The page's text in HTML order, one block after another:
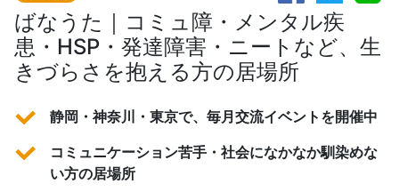
ばなうた｜コミュ障・メンタル疾
患・HSP・発達障害・ニートなど、生
きづらさを抱える方の居場所
静岡・神奈川・東京で、毎月交流イベントを開催中
コミュニケーション苦手・社会になかなか馴染めな
い方の居場所